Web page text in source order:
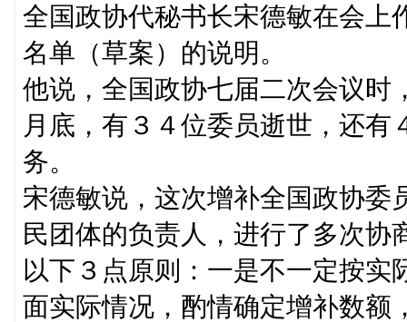
全国政协代秘书长宋德敏在会上
名单（草案）的说明。
他说，全国政协七届二次会议时
月底，有３４位委员逝世，还
务。
宋德敏说，这次增补全国政协委
民团体的负责人，进行了多次
以下３点原则：一是不一定按
面实际情况，酌情确定增补数额